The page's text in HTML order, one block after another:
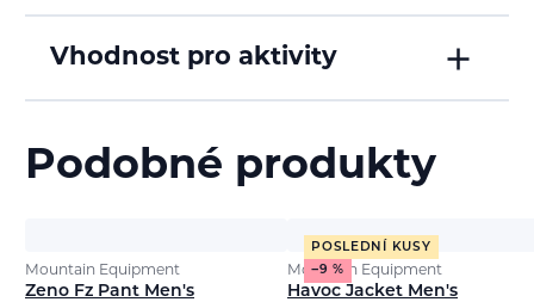
Vhodnost pro aktivity
Podobné produkty
Mountain Equipment
Zeno Fz Pant Men's
POSLEDNÍ KUSY
−9 %
Mountain Equipment
Havoc Jacket Men's